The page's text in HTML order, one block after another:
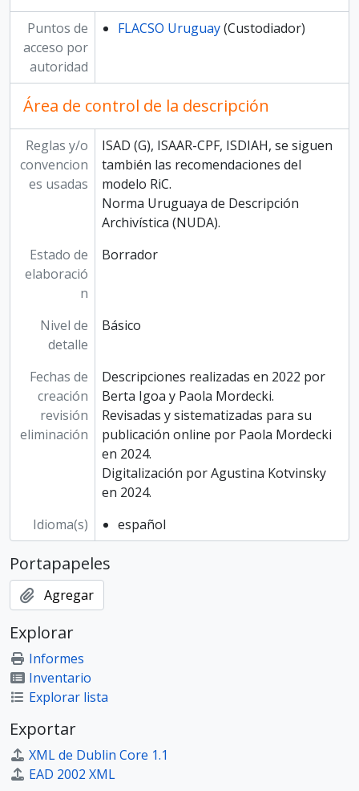
Puntos de
acceso por
autoridad
FLACSO Uruguay (Custodiador)
Área de control de la descripción
Reglas y/o
convencion
es usadas
ISAD (G), ISAAR-CPF, ISDIAH, se siguen
también las recomendaciones del
modelo RiC.
Norma Uruguaya de Descripción
Archivística (NUDA).
Estado de
elaboració
n
Borrador
Nivel de
detalle
Básico
Fechas de
creación
revisión
eliminación
Descripciones realizadas en 2022 por
Berta Igoa y Paola Mordecki.
Revisadas y sistematizadas para su
publicación online por Paola Mordecki
en 2024.
Digitalización por Agustina Kotvinsky
en 2024.
Idioma(s)
español
Portapapeles
Agregar
Explorar
Informes
Inventario
Explorar lista
Exportar
XML de Dublin Core 1.1
EAD 2002 XML